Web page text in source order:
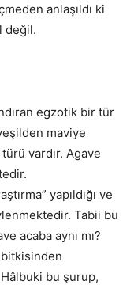
anlaşıldı ki
değil.
egzotik bir tür
maviye
vardır. Agave
yapıldığı ve
Tabii bu
acaba aynı mı?
Hâlbuki bu şurup,